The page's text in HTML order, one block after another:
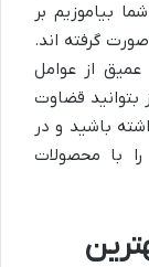
بیاموزیم بر
گرفته اند.
از عوامل
بتوانید قضاوت
باشید و در
با محصولات